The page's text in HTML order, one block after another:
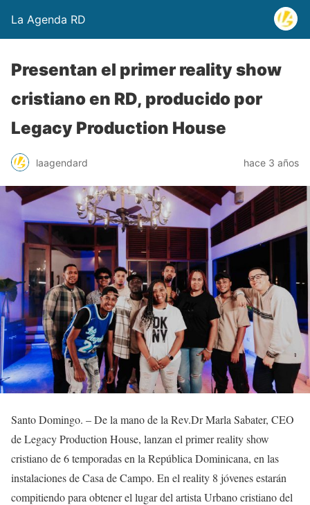
La Agenda RD
Presentan el primer reality show
cristiano en RD, producido por
Legacy Production House
laagendard hace 3 años
Santo Domingo. – De la mano de la Rev.Dr Marla Sabater, CEO
de Legacy Production House, lanzan el primer reality show
cristiano de 6 temporadas en la República Dominicana, en las
instalaciones de Casa de Campo. En el reality 8 jóvenes estarán
compitiendo para obtener el lugar del artista Urbano cristiano del